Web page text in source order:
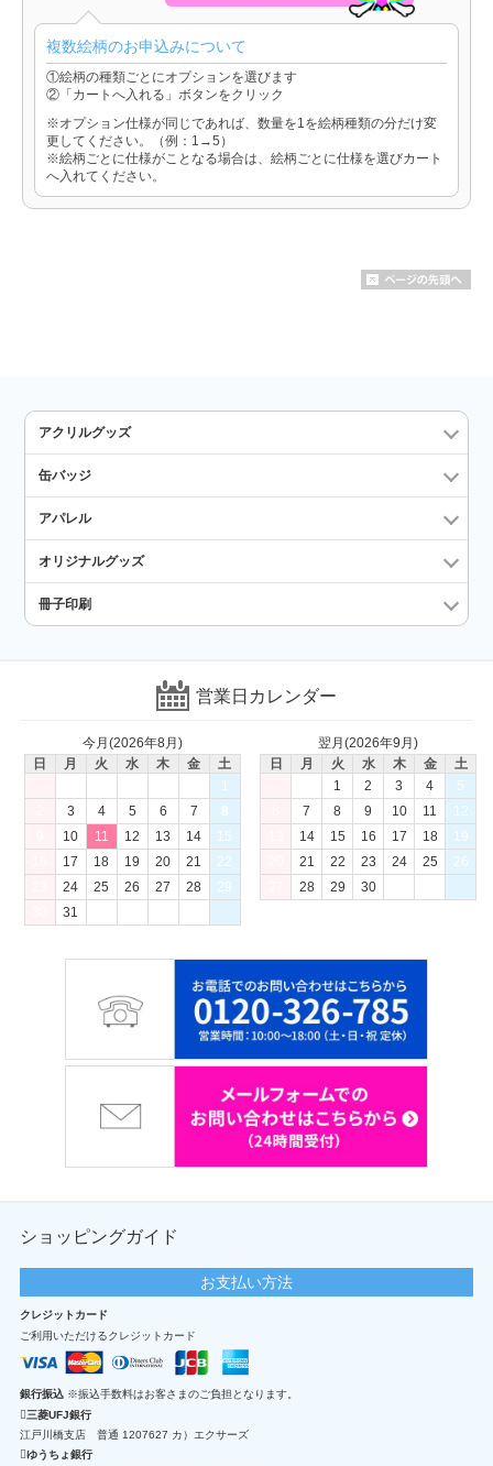
複数絵柄のお申込みについて
①絵柄の種類ごとにオプションを選びます
②「カートへ入れる」ボタンをクリック
※オプション仕様が同じであれば、数量を1を絵柄種類の分だけ変
更してください。（例：1→5）
※絵柄ごとに仕様がことなる場合は、絵柄ごとに仕様を選びカート
へ入れてください。
アクリルグッズ
缶バッジ
アパレル
オリジナルグッズ
冊子印刷
営業日カレンダー
今月(2026年8月)
日
月 火 水 木 金
土
1
3 4 5 6 7
8
10 11 12 13 14
15
17 18 19 20 21
22
24 25 26 27 28
29
31
翌月(2026年9月)
日
月 火 水 木 金
土
1
2 3 4
5
7 8 9 10 11
12
14 15 16 17 18
19
21 22 23 24 25
26
28 29 30
ショッピングガイド
お支払い方法
クレジットカード
ご利用いただけるクレジットカード
銀行振込 ※振込手数料はお客さまのご負担となります。
三菱UFJ銀行
江戸川橋支店 普通 1207627 カ）エクサーズ
ゆうちょ銀行